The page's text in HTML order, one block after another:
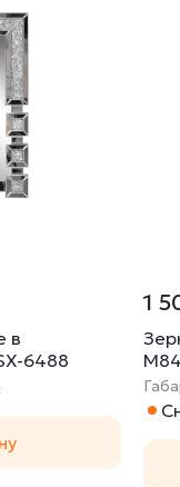
в
6488
1